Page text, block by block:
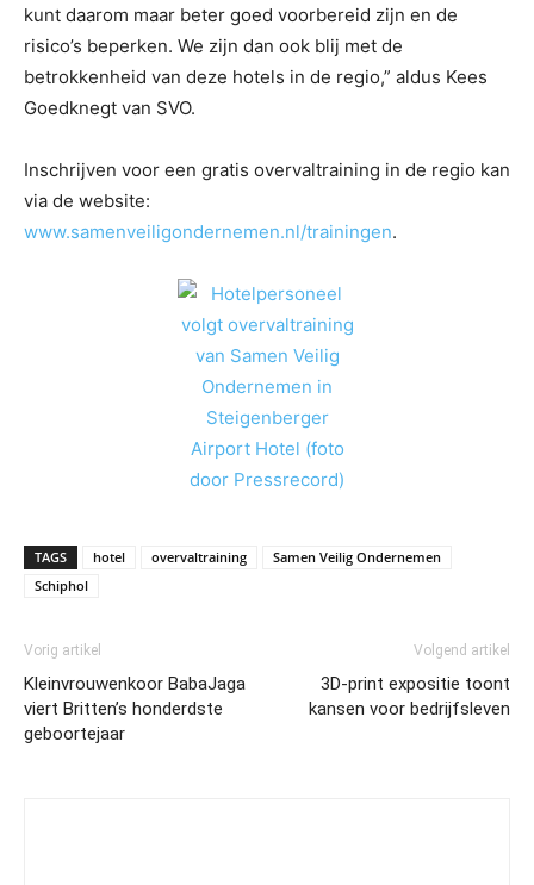
kunt daarom maar beter goed voorbereid zijn en de
risico’s beperken. We zijn dan ook blij met de
betrokkenheid van deze hotels in de regio,” aldus Kees
Goedknegt van SVO.
Inschrijven voor een gratis overvaltraining in de regio kan
via de website:
www.samenveiligondernemen.nl/trainingen.
TAGS hotel overvaltraining
Samen Veilig Ondernemen
Schiphol
Vorig artikel
Kleinvrouwenkoor BabaJaga
viert Britten’s honderdste
geboortejaar
Volgend artikel
3D-print expositie toont
kansen voor bedrijfsleven